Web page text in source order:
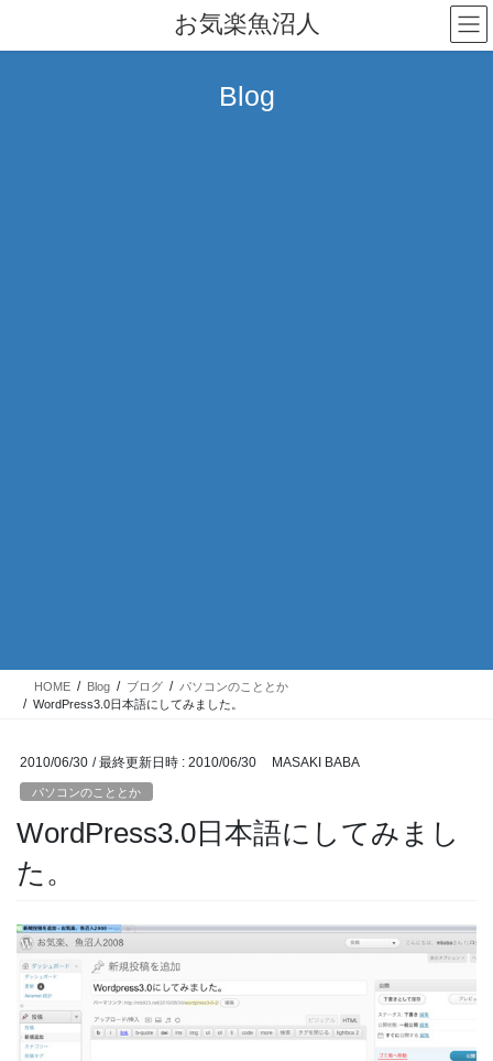
テ
ゲ
お気楽魚沼人
Blog
HOME Blog ブログ
パソコンのこととか
WordPress3.0日本語にしてみました。
2010/06/30 / 最終更新日時 : 2010/06/30 MASAKI BABA
パソコンのこととか
WordPress3.0日本語にしてみまし
た。